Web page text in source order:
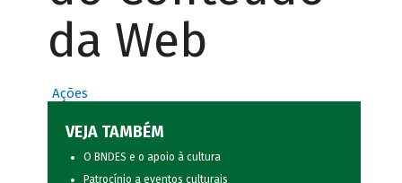
da Web
Ações
VEJA TAMBÉM
O BNDES e o apoio à cultura
Patrocínio a eventos culturais